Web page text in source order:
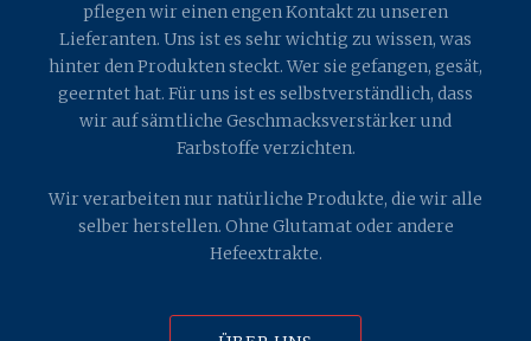
pflegen wir einen engen Kontakt zu unseren
Lieferanten. Uns ist es sehr wichtig zu wissen, was
hinter den Produkten steckt. Wer sie gefangen, gesät,
geerntet hat. Für uns ist es selbstverständlich, dass
wir auf sämtliche Geschmacksverstärker und
Farbstoffe verzichten.
Wir verarbeiten nur natürliche Produkte, die wir alle
selber herstellen. Ohne Glutamat oder andere
Hefeextrakte.